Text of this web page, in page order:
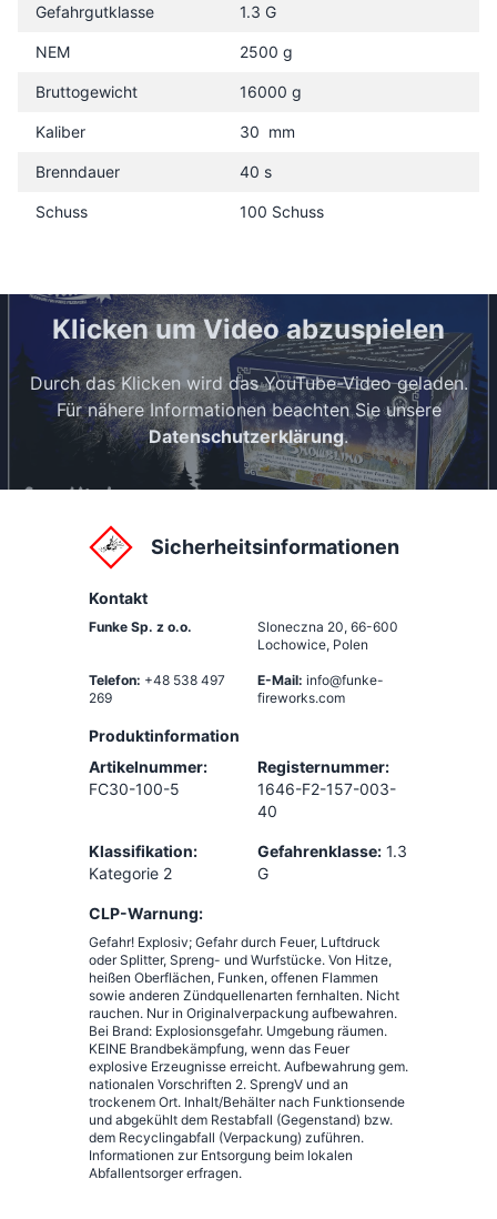
Gefahrgutklasse 1.3 G
NEM 2500 g
Bruttogewicht 16000 g
Kaliber 30 mm
Brenndauer 40 s
Schuss 100 Schuss
Klicken um Video abzuspielen
Durch das Klicken wird das YouTube-Video geladen.
Für nähere Informationen beachten Sie unsere
Datenschutzerklärung.
Sicherheitsinformationen
Kontakt
Funke Sp. z o.o. Sloneczna 20, 66-600
Lochowice, Polen
Telefon: +48 538 497
269
E-Mail: info@funke-
fireworks.com
Produktinformation
Artikelnummer:
FC30-100-5
Registernummer:
1646-F2-157-003-
40
Klassifikation:
Kategorie 2
Gefahrenklasse: 1.3
G
CLP-Warnung:
Gefahr! Explosiv; Gefahr durch Feuer, Luftdruck
oder Splitter, Spreng- und Wurfstücke. Von Hitze,
heißen Oberflächen, Funken, offenen Flammen
sowie anderen Zündquellenarten fernhalten. Nicht
rauchen. Nur in Originalverpackung aufbewahren.
Bei Brand: Explosionsgefahr. Umgebung räumen.
KEINE Brandbekämpfung, wenn das Feuer
explosive Erzeugnisse erreicht. Aufbewahrung gem.
nationalen Vorschriften 2. SprengV und an
trockenem Ort. Inhalt/Behälter nach Funktionsende
und abgekühlt dem Restabfall (Gegenstand) bzw.
dem Recyclingabfall (Verpackung) zuführen.
Informationen zur Entsorgung beim lokalen
Abfallentsorger erfragen.